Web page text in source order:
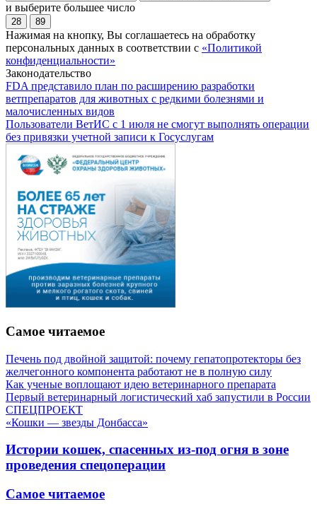
и выберите большее число
28 89
Нажимая на кнопку, Вы соглашаетесь на обработку
персональных данных в соответствии с «Политикой
конфиденциальности»
Законодательство
FDA представило план по расширению разработки
ветпрепаратов для животных с редкими болезнями и
малочисленных видов
Пользователи ВетИС с 1 июля не смогут выполнять операции
без привязки учетной записи к Госуслугам
Самое читаемое
Печень под двойной защитой: почему гепатопротекторы без
желчегонного компонента работают не в полную силу
Как ученые воплощают идею ветеринарного препарата
Первый ветеринарный логистический хаб запустили в России
СПЕЦПРОЕКТ
«Кошки — звезды Донбасса»
Истории кошек, спасенных из-под огня в зоне
проведения спецоперации
Самое читаемое